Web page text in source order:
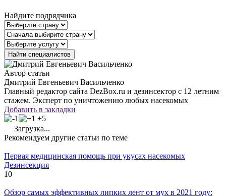
Найдите подрядчика
Автор статьи
Дмитрий Евгеньевич Васильченко
Главный редактор сайта DezBox.ru и дезинсектор с 12 летним
стажем. Эксперт по уничтожению любых насекомых
Добавить в закладки
+5
Загрузка...
Рекомендуем другие статьи по теме
Первая медицинская помощь при укусах насекомых
Дезинсекция
10
Обзор самых эффективных липких лент от мух в 2021 году: